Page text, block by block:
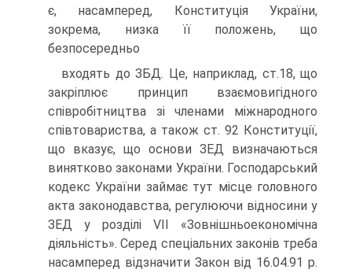
є, насамперед, Кон­ституція України,
зокрема, низка її положень, що
безпосередньо
входять до ЗБД. Це, наприклад, ст.18, що
закріплює принцип взаємовигідного
співробітництва зі членами міжнародного
співтовариства, а також ст. 92 Конституції,
що вказує, що основи ЗЕД визначаються
винятково законами України. Господарський
кодекс України займає тут місце головного
акта законодавства, регулюючи відносини у
ЗЕД у розділі VII «Зовнішньоекономічна
діяльність». Серед спеціальних законів треба
насамперед відзначити Закон від 16.04.91 р.